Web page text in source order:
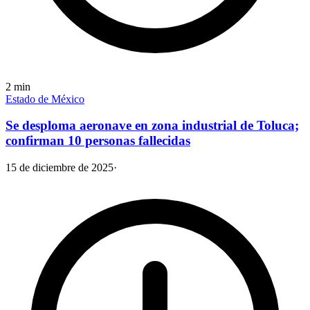
2 min
Estado de México
Se desploma aeronave en zona industrial de Toluca;
confirman 10 personas fallecidas
15 de diciembre de 2025·